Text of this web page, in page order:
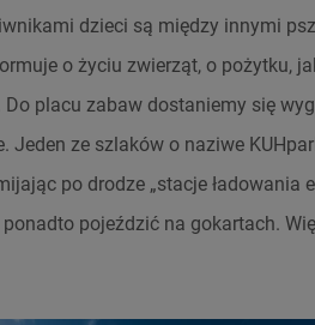
dzieci są między innymi
o życiu zwierząt, o pożytku,
placu zabaw dostaniemy się
ze szlaków o naziwe
po drodze „stacje ładowania
pojeździć na gokartach.